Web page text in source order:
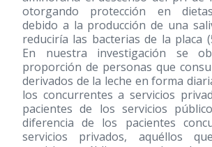
otorgando protección en
debido a la producción de una
reduciría las bacterias de la placa
En nuestra investigación se
proporción de personas que
derivados de la leche en forma
los concurrentes a servicios
pacientes de los servicios
diferencia de los pacientes
servicios privados, aquéllos